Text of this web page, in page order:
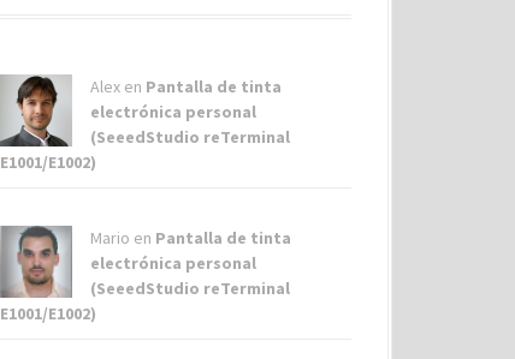
Alex en Pantalla de tinta
electrónica personal
(SeeedStudio reTerminal
E1001/E1002)
Mario en Pantalla de tinta
electrónica personal
(SeeedStudio reTerminal
E1001/E1002)